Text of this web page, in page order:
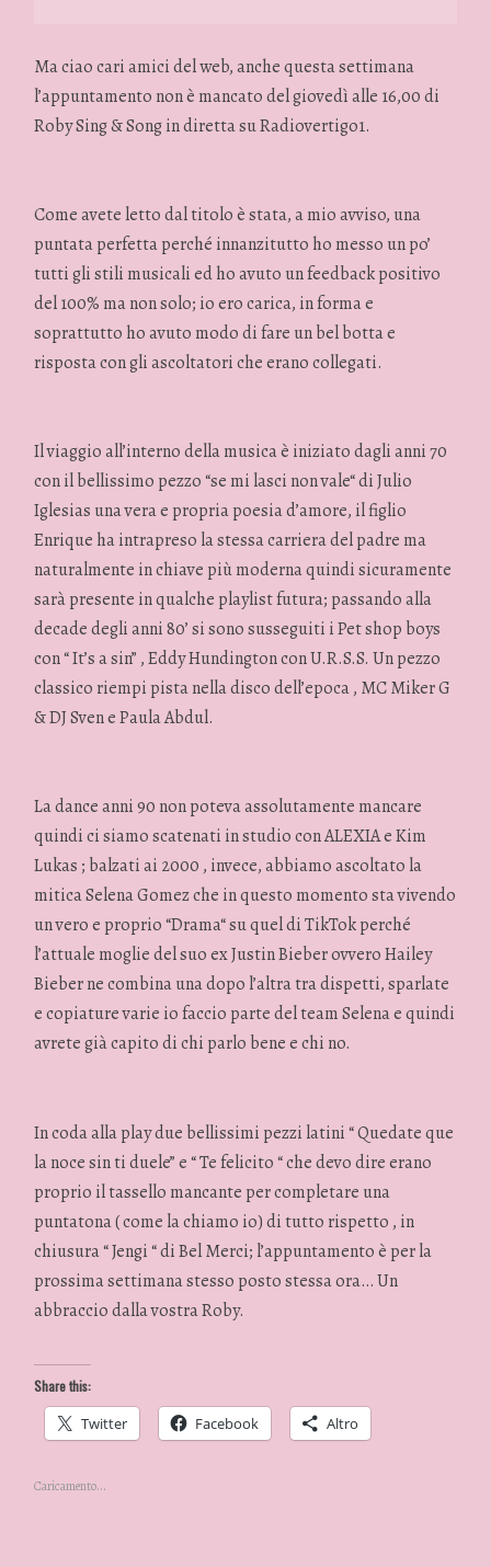
Ma ciao cari amici del web, anche questa settimana
l’appuntamento non è mancato del giovedì alle 16,00 di
Roby Sing & Song in diretta su Radiovertigo1.
Come avete letto dal titolo è stata, a mio avviso, una
puntata perfetta perché innanzitutto ho messo un po’
tutti gli stili musicali ed ho avuto un feedback positivo
del 100% ma non solo; io ero carica, in forma e
soprattutto ho avuto modo di fare un bel botta e
risposta con gli ascoltatori che erano collegati.
Il viaggio all’interno della musica è iniziato dagli anni 70
con il bellissimo pezzo “se mi lasci non vale“ di Julio
Iglesias una vera e propria poesia d’amore, il figlio
Enrique ha intrapreso la stessa carriera del padre ma
naturalmente in chiave più moderna quindi sicuramente
sarà presente in qualche playlist futura; passando alla
decade degli anni 80’ si sono susseguiti i Pet shop boys
con “ It’s a sin” , Eddy Hundington con U.R.S.S. Un pezzo
classico riempi pista nella disco dell’epoca , MC Miker G
& DJ Sven e Paula Abdul.
La dance anni 90 non poteva assolutamente mancare
quindi ci siamo scatenati in studio con ALEXIA e Kim
Lukas ; balzati ai 2000 , invece, abbiamo ascoltato la
mitica Selena Gomez che in questo momento sta vivendo
un vero e proprio “Drama“ su quel di TikTok perché
l’attuale moglie del suo ex Justin Bieber ovvero Hailey
Bieber ne combina una dopo l’altra tra dispetti, sparlate
e copiature varie io faccio parte del team Selena e quindi
avrete già capito di chi parlo bene e chi no.
In coda alla play due bellissimi pezzi latini “ Quedate que
la noce sin ti duele” e “ Te felicito “ che devo dire erano
proprio il tassello mancante per completare una
puntatona ( come la chiamo io) di tutto rispetto , in
chiusura “ Jengi “ di Bel Merci; l’appuntamento è per la
prossima settimana stesso posto stessa ora… Un
abbraccio dalla vostra Roby.
Share this:
Twitter Facebook Altro
Caricamento...